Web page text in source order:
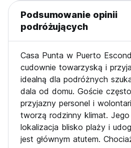
Podsumowanie opinii
podróżujących
Casa Punta w Puerto
cudownie towarzyską i
idealną dla podróżnych
dala od domu. Goście
przyjazny personel i
tworzą rodzinny klimat. Jego
lokalizacja blisko plaży i
jest głównym atutem.